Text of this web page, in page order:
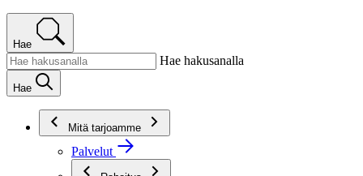
Hae
Hae hakusanalla
Hae
Mitä tarjoamme
Palvelut